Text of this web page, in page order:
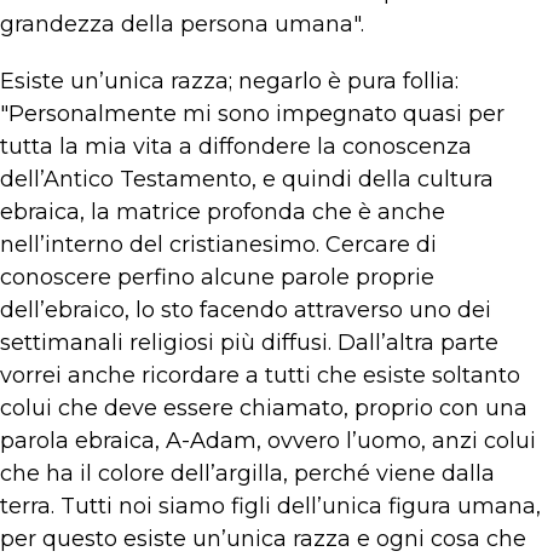
grandezza della persona umana".
Esiste un’unica razza; negarlo è pura follia:
"Personalmente mi sono impegnato quasi per
tutta la mia vita a diffondere la conoscenza
dell’Antico Testamento, e quindi della cultura
ebraica, la matrice profonda che è anche
nell’interno del cristianesimo. Cercare di
conoscere perfino alcune parole proprie
dell’ebraico, lo sto facendo attraverso uno dei
settimanali religiosi più diffusi. Dall’altra parte
vorrei anche ricordare a tutti che esiste soltanto
colui che deve essere chiamato, proprio con una
parola ebraica, A-Adam, ovvero l’uomo, anzi colui
che ha il colore dell’argilla, perché viene dalla
terra. Tutti noi siamo figli dell’unica figura umana,
per questo esiste un’unica razza e ogni cosa che